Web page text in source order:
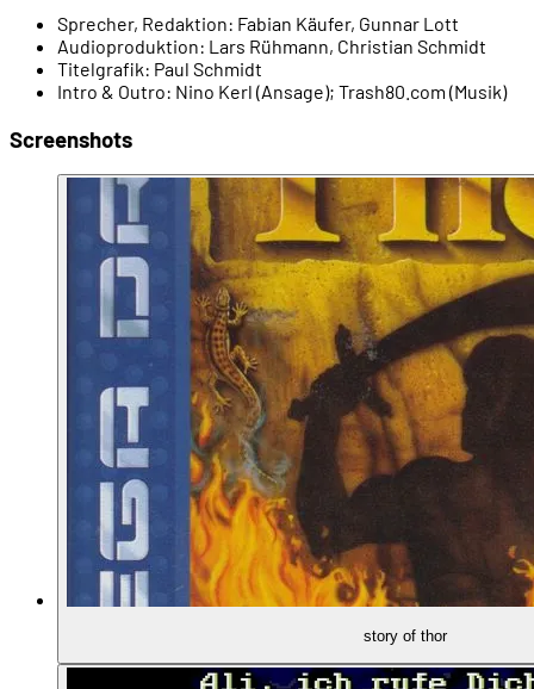
00:16:51 - Weitere Ancient-Spiele
00:17:55 - Segas "Mega RPG Project"
00:19:42 - Kleines Team
00:20:26 - Ist das ein Rollenspiel?
00:22:24 - Inspiration: Der Aladdin-Film
00:24:04 - Ancient unter Zeitdruck
00:26:42 DAS SPIEL
00:27:15 - Die Spielwelt
00:28:10 - Spielperspektive und Steuerung
00:29:24 - Ali kann kriechen
Sprecher, Redaktion: Fabian Käufer, Gunnar Lott
Audioproduktion: Lars Rühmann, Christian Schmidt
Titelgrafik: Paul Schmidt
Intro & Outro: Nino Kerl (Ansage); Trash80.com (Musik)
Screenshots
story of thor